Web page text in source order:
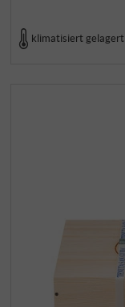
klimatisiert gelagert